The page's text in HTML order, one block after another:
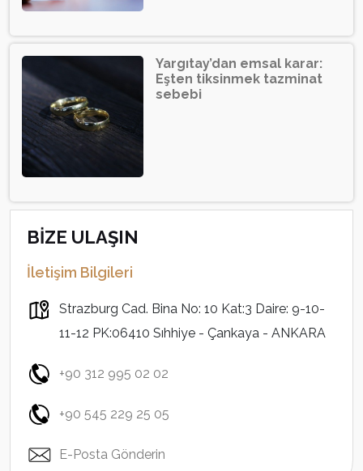
Yargıtay’dan emsal karar:
Eşten tiksinmek tazminat
sebebi
BİZE ULAŞIN
İletişim Bilgileri
Strazburg Cad. Bina No: 10 Kat:3 Daire: 9-10-
11-12 PK:06410 Sıhhiye - Çankaya - ANKARA
+90 312 995 02 02
+90 545 229 25 05
E-Posta Gönderin